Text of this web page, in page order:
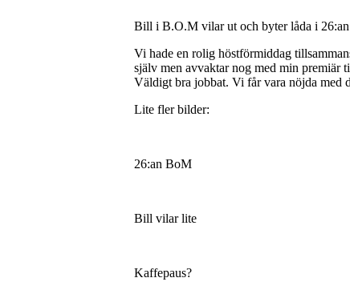
Bill i B.O.M vilar ut och byter låda i
Vi hade en rolig höstförmiddag
själv men avvaktar nog med min premiär
Väldigt bra jobbat. Vi får vara nöjda med
Lite fler bilder:
26:an BoM
Bill vilar lite
Kaffepaus?